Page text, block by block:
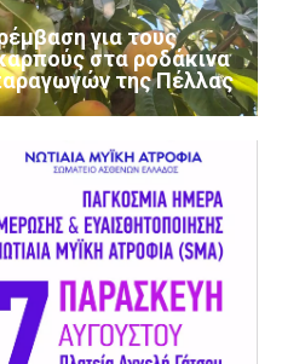
για τους
στα ροδάκινα
της Πέλλας